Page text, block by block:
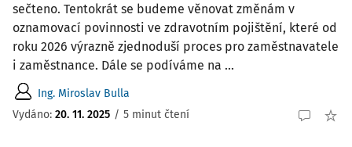
sečteno. Tentokrát se budeme věnovat změnám v
oznamovací povinnosti ve zdravotním pojištění, které od
roku 2026 výrazně zjednoduší proces pro zaměstnavatele
i zaměstnance. Dále se podíváme na ...
Ing. Miroslav Bulla
Vydáno: 20. 11. 2025 / 5 minut čtení